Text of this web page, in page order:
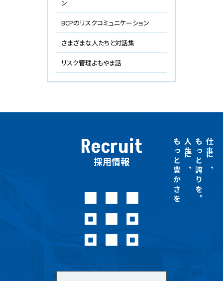
ン
BCPのリスクコミュニケーション
さまざまな人たちと対話集
リスク管理よもやま話
Recruit
採用情報 仕事に、
もっと誇りを。
人生に、
もっと豊かさを